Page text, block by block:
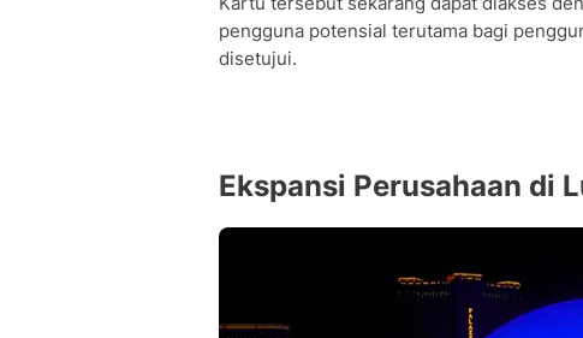
pengguna potensial terutama bagi
disetujui.
Ekspansi Perusahaan di